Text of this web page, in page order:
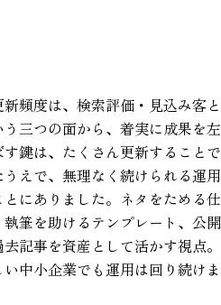
頻度は、検索評価・見込み客と
三つの面から、着実に成果を左
鍵は、たくさん更新することで
えで、無理なく続けられる運用
にありました。ネタをためる仕
筆を助けるテンプレート、公開
記事を資産として活かす視点。
中小企業でも運用は回り続けま